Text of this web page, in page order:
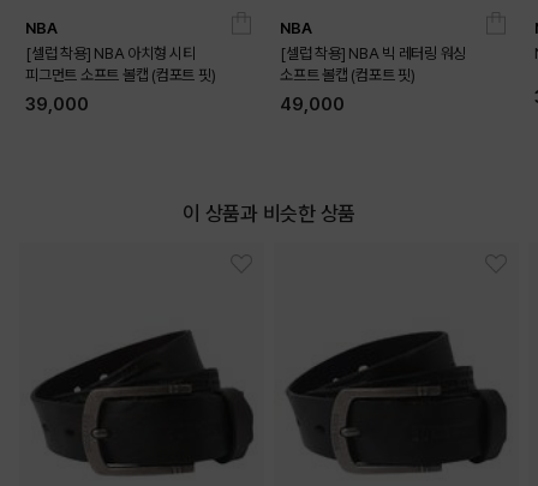
NBA
[셀럽 착용] NBA 아치형 시티
피그먼트 소프트 볼캡 (컴포트 핏)
39,000
NBA
[셀럽 착용] NBA 빅 레터링 워싱
소프트 볼캡 (컴포트 핏)
49,000
이 상품과 비슷한 상품